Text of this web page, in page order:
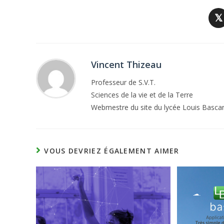
𝕏
Vincent Thizeau
Professeur de S.V.T.
Sciences de la vie et de la Terre
Webmestre du site du lycée Louis
VOUS DEVRIEZ ÉGALEMENT AIMER